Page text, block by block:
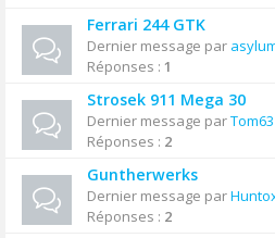
Ferrari 244 GTK
Dernier message par
Réponses : 1
Strosek 911 Mega 30
Dernier message parTom63
Réponses : 2
Guntherwerks
Dernier message par
Réponses : 2